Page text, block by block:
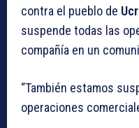
contra el pueblo de
suspende todas las
compañía en un
“También estamos
operaciones